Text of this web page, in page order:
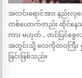
အလင်းရောင်အား နည်း
တစ်ယောက်တည်း ထိုင်နေသည်
ကား မဟုတ်… တင်ပြင်ခွ
အတွင်းသို့ လေကိုတဝကြီး
ခြင်းဖြစ်သည်။